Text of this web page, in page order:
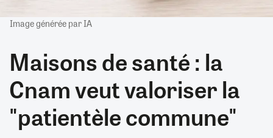
Image générée par IA
Maisons de santé : la
Cnam veut valoriser la
"patientèle commune"